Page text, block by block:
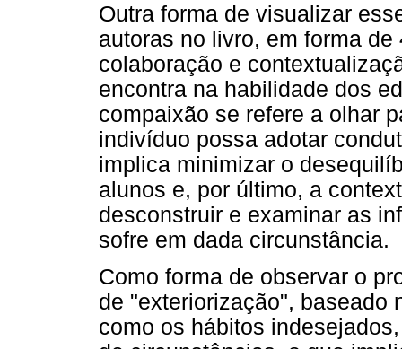
Outra forma de visualizar
autoras no livro, em forma de
colaboração e
encontra na habilidade dos
compaixão se refere a olhar
indivíduo possa adotar
implica minimizar o
alunos e, por último, a
desconstruir e examinar as
sofre em dada circunstância.
Como forma de observar o
de "exteriorização", baseado
como os hábitos